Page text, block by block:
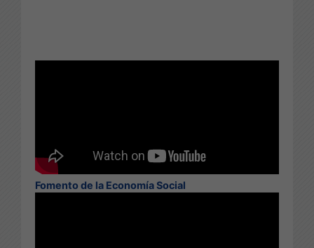
Fomento de la Economía Social